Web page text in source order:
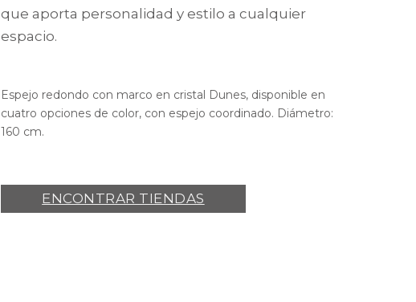
que aporta personalidad y estilo a cualquier
espacio.
Espejo redondo con marco en cristal Dunes, disponible en
cuatro opciones de color, con espejo coordinado. Diámetro:
160 cm.
ENCONTRAR TIENDAS